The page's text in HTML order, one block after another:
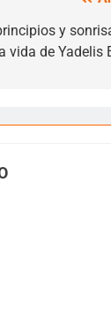
y
vida de Yadelis